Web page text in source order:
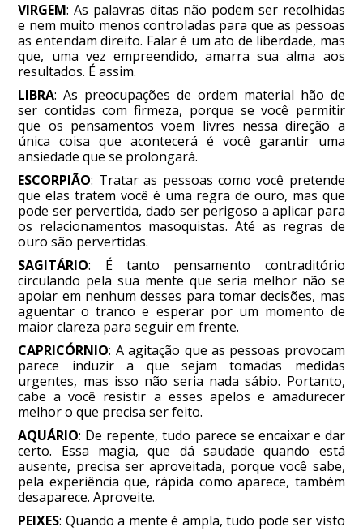
VIRGEM: As palavras ditas não podem ser recolhidas
e nem muito menos controladas para que as pessoas
as entendam direito. Falar é um ato de liberdade, mas
que, uma vez empreendido, amarra sua alma aos
resultados. É assim.
LIBRA: As preocupações de ordem material hão de
ser contidas com firmeza, porque se você permitir
que os pensamentos voem livres nessa direção a
única coisa que acontecerá é você garantir uma
ansiedade que se prolongará.
ESCORPIÃO: Tratar as pessoas como você pretende
que elas tratem você é uma regra de ouro, mas que
pode ser pervertida, dado ser perigoso a aplicar para
os relacionamentos masoquistas. Até as regras de
ouro são pervertidas.
SAGITÁRIO: É tanto pensamento contraditório
circulando pela sua mente que seria melhor não se
apoiar em nenhum desses para tomar decisões, mas
aguentar o tranco e esperar por um momento de
maior clareza para seguir em frente.
CAPRICÓRNIO: A agitação que as pessoas provocam
parece induzir a que sejam tomadas medidas
urgentes, mas isso não seria nada sábio. Portanto,
cabe a você resistir a esses apelos e amadurecer
melhor o que precisa ser feito.
AQUÁRIO: De repente, tudo parece se encaixar e dar
certo. Essa magia, que dá saudade quando está
ausente, precisa ser aproveitada, porque você sabe,
pela experiência que, rápida como aparece, também
desaparece. Aproveite.
PEIXES: Quando a mente é ampla, tudo pode ser visto